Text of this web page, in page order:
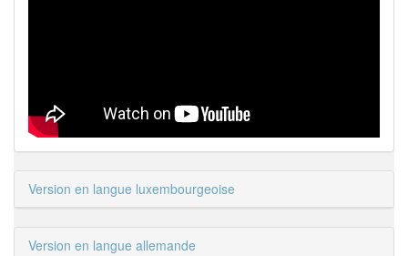
Version en langue luxembourgeoise
Version en langue allemande